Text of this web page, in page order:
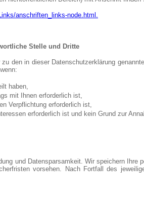
anschriften_links-node.html.
Stelle und Dritte
den in dieser Datenschutzerklärung
haben,
mit Ihnen erforderlich ist,
Verpflichtung erforderlich ist,
erforderlich ist und kein Grund zur
und Datensparsamkeit. Wir speichern
vorsehen. Nach Fortfall des